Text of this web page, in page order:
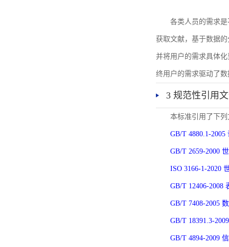
各类人员的需求
获取文献，基于数据
并将用户的需求具体
终用户的需求驱动了
3 规范性引用
本标准引用了下
GB/T 4880.1-
GB/T 2659-2000
ISO 3166-1-2020
GB/T 12406-2008
GB/T 7408-2005
GB/T 18391.3-
GB/T 4894-2009